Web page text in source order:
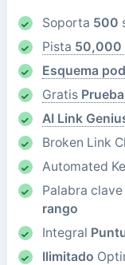
Soporta 500
Pista 50,000
Esquema
Gratis
AI Link
Broken Link
Automated
Palabra
rango
Integral
Ilimitado